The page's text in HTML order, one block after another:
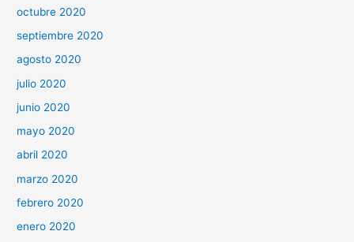
octubre 2020
septiembre 2020
agosto 2020
julio 2020
junio 2020
mayo 2020
abril 2020
marzo 2020
febrero 2020
enero 2020